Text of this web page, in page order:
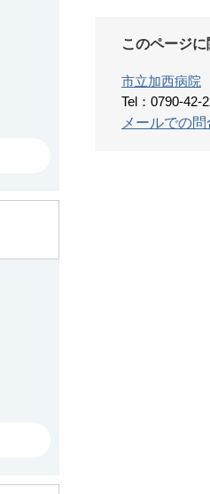
このページ
市立加西病院
Tel：0790-42-
メールでの